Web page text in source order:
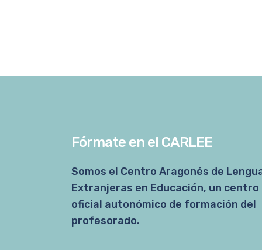
Fórmate en el CARLEE
Somos el Centro Aragonés de
Extranjeras en Educación, un centro
oficial autonómico de formación del
profesorado.